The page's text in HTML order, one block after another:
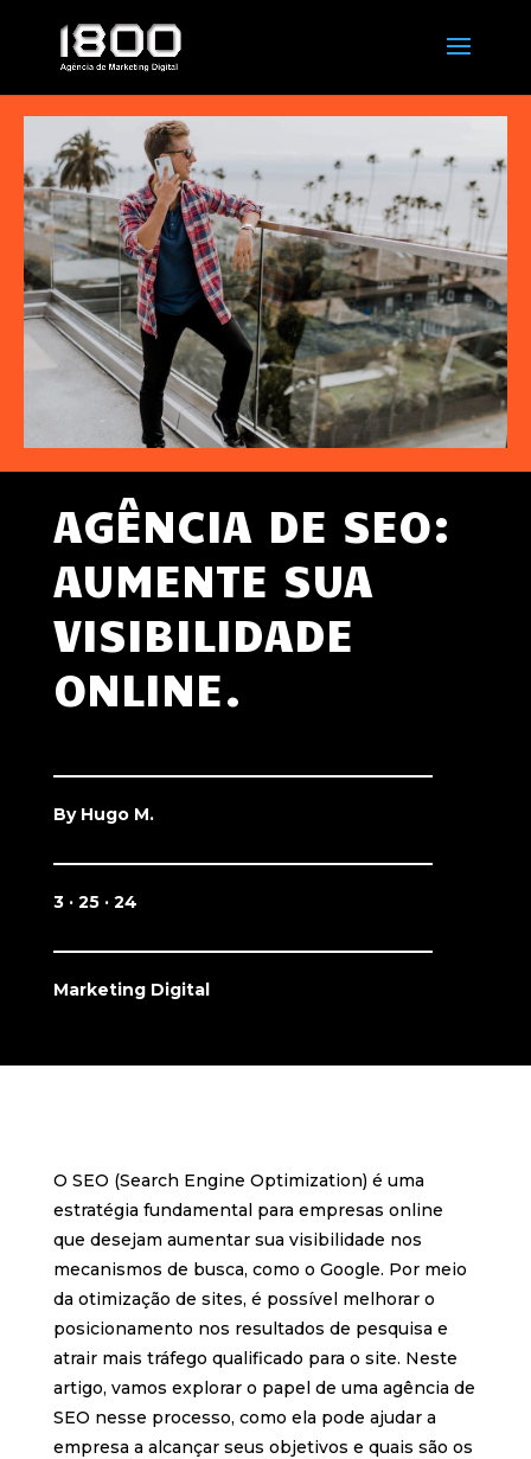
AGÊNCIA DE SEO:
AUMENTE SUA
VISIBILIDADE
ONLINE.
By Hugo M.
3 · 25 · 24
Marketing Digital
O SEO (Search Engine Optimization) é uma
estratégia fundamental para empresas online
que desejam aumentar sua visibilidade nos
mecanismos de busca, como o Google. Por meio
da otimização de sites, é possível melhorar o
posicionamento nos resultados de pesquisa e
atrair mais tráfego qualificado para o site. Neste
artigo, vamos explorar o papel de uma agência de
SEO nesse processo, como ela pode ajudar a
empresa a alcançar seus objetivos e quais são os